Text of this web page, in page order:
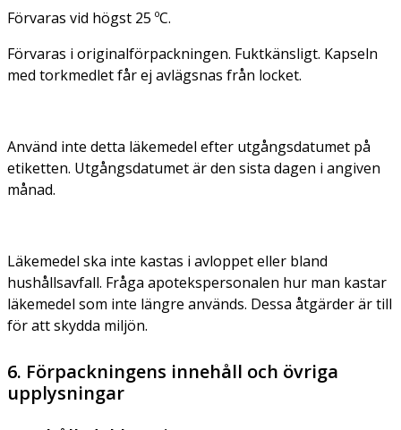
Förvaras vid högst 25 ºC.
Förvaras i originalförpackningen. Fuktkänsligt. Kapseln
med torkmedlet får ej avlägsnas från locket.
Använd inte detta läkemedel efter utgångsdatumet på
etiketten. Utgångsdatumet är den sista dagen i angiven
månad.
Läkemedel ska inte kastas i avloppet eller bland
hushållsavfall. Fråga apotekspersonalen hur man kastar
läkemedel som inte längre används. Dessa åtgärder är till
för att skydda miljön.
6. Förpackningens innehåll och övriga
upplysningar